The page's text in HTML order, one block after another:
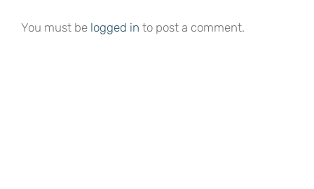
You must be logged in to post a comment.